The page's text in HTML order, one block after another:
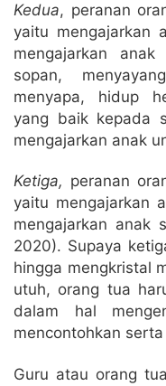
Kedua, peranan
yaitu mengajarkan
mengajarkan
sopan,
menyapa, hidup
yang baik kepada
mengajarkan anak
Ketiga, peranan
yaitu mengajarkan
mengajarkan anak
2020). Supaya
hingga mengkristal
utuh, orang tua
dalam hal
mencontohkan
Guru atau orang